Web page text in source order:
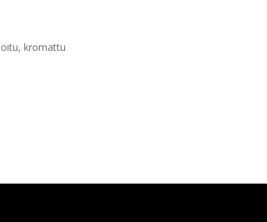
kromattu